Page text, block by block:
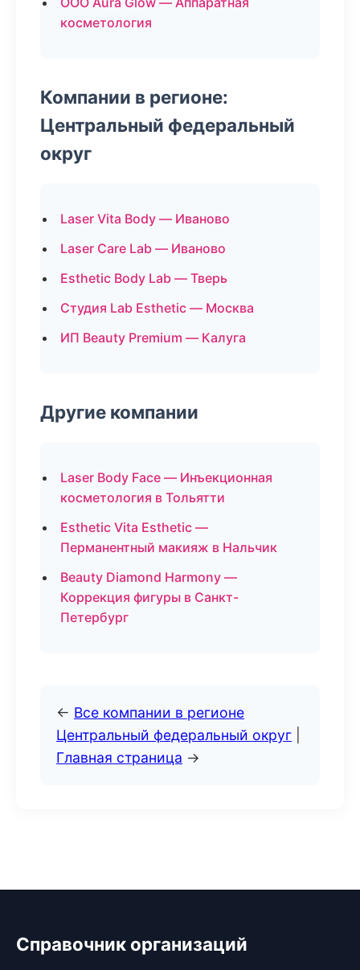
косметология
Компании в регионе:
Центральный федеральный
округ
Laser Vita Body — Иваново
Laser Care Lab — Иваново
Esthetic Body Lab — Тверь
Студия Lab Esthetic — Москва
ИП Beauty Premium — Калуга
Другие компании
Laser Body Face — Инъекционная
косметология в Тольятти
Esthetic Vita Esthetic —
Перманентный макияж в Нальчик
Beauty Diamond Harmony —
Коррекция фигуры в Санкт-
Петербург
← Все компании в регионе
Центральный федеральный округ
Главная страница →
Справочник организаций